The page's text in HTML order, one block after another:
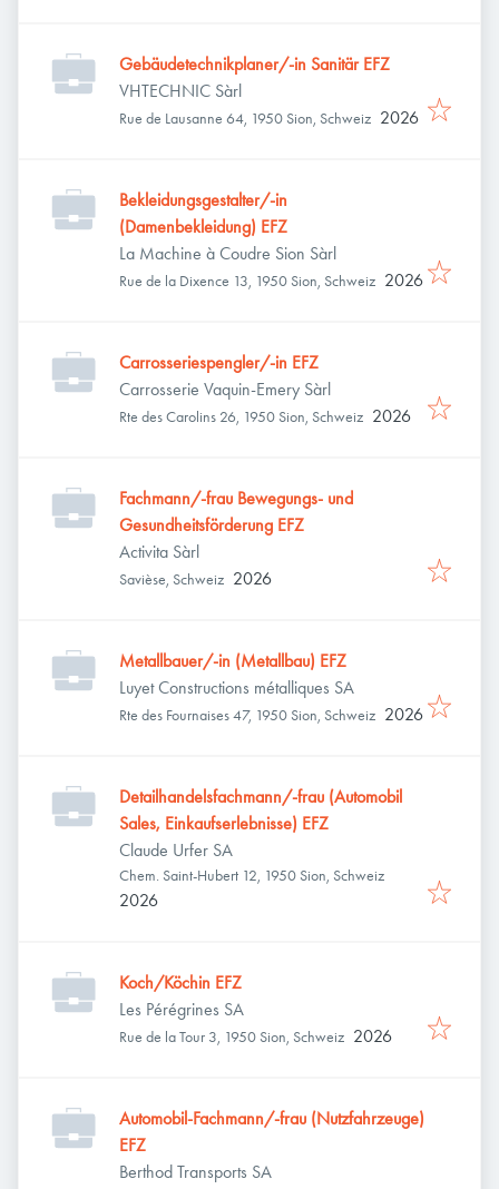
Gebäudetechnikplaner/-in Sanitär EFZ
VHTECHNIC Sàrl
Rue de Lausanne 64, 1950 Sion, Schweiz 2026
Bekleidungsgestalter/-in
(Damenbekleidung) EFZ
La Machine à Coudre Sion Sàrl
Rue de la Dixence 13, 1950 Sion, Schweiz 2026
Carrosseriespengler/-in EFZ
Carrosserie Vaquin-Emery Sàrl
Rte des Carolins 26, 1950 Sion, Schweiz 2026
Fachmann/-frau Bewegungs- und
Gesundheitsförderung EFZ
Activita Sàrl
Savièse, Schweiz 2026
Metallbauer/-in (Metallbau) EFZ
Luyet Constructions métalliques SA
Rte des Fournaises 47, 1950 Sion, Schweiz 2026
Detailhandelsfachmann/-frau (Automobil
Sales, Einkaufserlebnisse) EFZ
Claude Urfer SA
Chem. Saint-Hubert 12, 1950 Sion, Schweiz
2026
Koch/Köchin EFZ
Les Pérégrines SA
Rue de la Tour 3, 1950 Sion, Schweiz 2026
Automobil-Fachmann/-frau (Nutzfahrzeuge)
EFZ
Berthod Transports SA